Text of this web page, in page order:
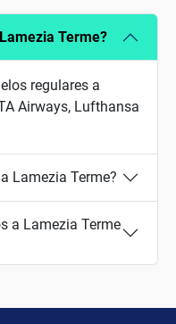
Terme?
regulares a
Airways, Lufthansa
Lamezia Terme?
a Lamezia Terme